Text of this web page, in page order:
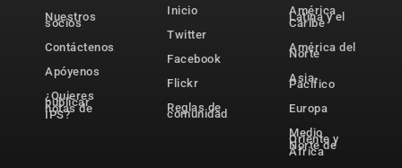
Nuestros
socios
Contáctenos
Apóyenos
¿Quieres
publicar
notas de
IPS?
Inicio
Twitter
Facebook
Flickr
Reglas de
comunidad
América
Latina y el
Caribe
América del
Norte
Asia-
Pacífico
Europa
Medio
Oriente y
Norte de
África